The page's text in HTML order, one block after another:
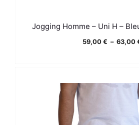
Jogging Homme – Uni H –
59,00 € – 63,00